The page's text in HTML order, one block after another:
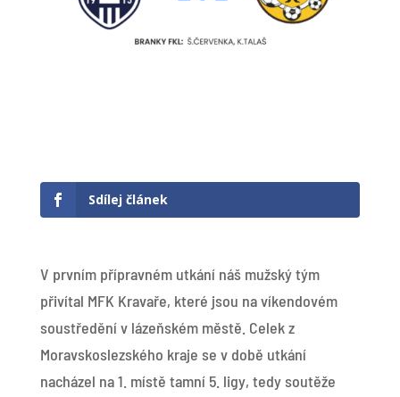
Sdílej článek
V prvním přípravném utkání náš mužský tým
přivítal MFK Kravaře, které jsou na víkendovém
soustředění v lázeňském městě. Celek z
Moravskoslezského kraje se v době utkání
nacházel na 1. místě tamní 5. ligy, tedy soutěže